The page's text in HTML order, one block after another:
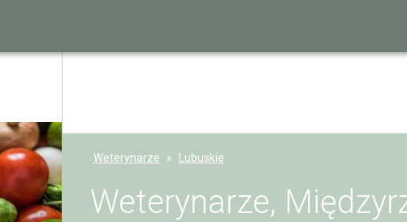
Weterynarze Lubuskie
Weterynarze,